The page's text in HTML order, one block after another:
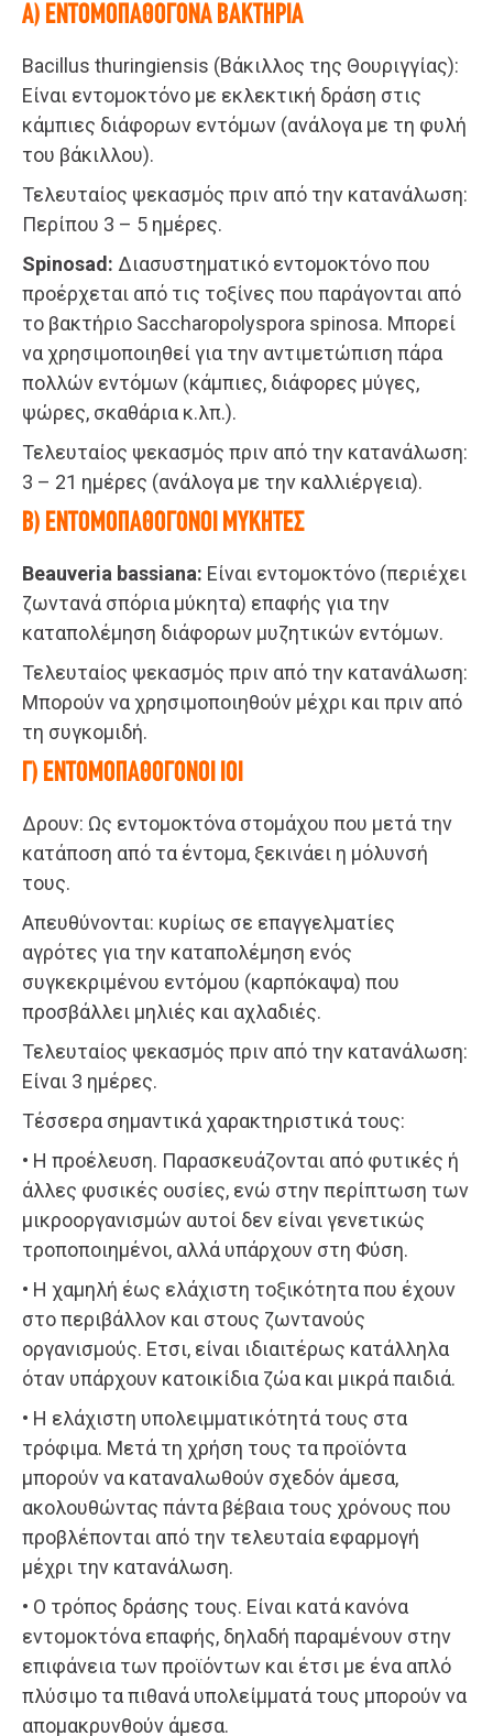
Α) ΕΝΤΟΜΟΠΑΘΟΓΟΝΑ ΒΑΚΤΗΡΙΑ
Bacillus thuringiensis (Βάκιλλος της Θουριγγίας):
Είναι εντομοκτόνο με εκλεκτική δράση στις
κάμπιες διάφορων εντόμων (ανάλογα με τη φυλή
του βάκιλλου).
Τελευταίος ψεκασμός πριν από την κατανάλωση:
Περίπου 3 – 5 ημέρες.
Spinosad: Διασυστηματικό εντομοκτόνο που
προέρχεται από τις τοξίνες που παράγονται από
το βακτήριο Saccharopolyspora spinosa. Μπορεί
να χρησιμοποιηθεί για την αντιμετώπιση πάρα
πολλών εντόμων (κάμπιες, διάφορες μύγες,
ψώρες, σκαθάρια κ.λπ.).
Τελευταίος ψεκασμός πριν από την κατανάλωση:
3 – 21 ημέρες (ανάλογα με την καλλιέργεια).
Β) ΕΝΤΟΜΟΠΑΘΟΓΟΝΟΙ ΜΥΚΗΤΕΣ
Beauveria bassiana: Είναι εντομοκτόνο (περιέχει
ζωντανά σπόρια μύκητα) επαφής για την
καταπολέμηση διάφορων μυζητικών εντόμων.
Τελευταίος ψεκασμός πριν από την κατανάλωση:
Μπορούν να χρησιμοποιηθούν μέχρι και πριν από
τη συγκομιδή.
Γ) ΕΝΤΟΜΟΠΑΘΟΓΟΝΟΙ ΙΟΙ
Δρουν: Ως εντομοκτόνα στομάχου που μετά την
κατάποση από τα έντομα, ξεκινάει η μόλυνσή
τους.
Απευθύνονται: κυρίως σε επαγγελματίες
αγρότες για την καταπολέμηση ενός
συγκεκριμένου εντόμου (καρπόκαψα) που
προσβάλλει μηλιές και αχλαδιές.
Τελευταίος ψεκασμός πριν από την κατανάλωση:
Είναι 3 ημέρες.
Τέσσερα σημαντικά χαρακτηριστικά τους:
• Η προέλευση. Παρασκευάζονται από φυτικές ή
άλλες φυσικές ουσίες, ενώ στην περίπτωση των
μικροοργανισμών αυτοί δεν είναι γενετικώς
τροποποιημένοι, αλλά υπάρχουν στη Φύση.
• Η χαμηλή έως ελάχιστη τοξικότητα που έχουν
στο περιβάλλον και στους ζωντανούς
οργανισμούς. Ετσι, είναι ιδιαιτέρως κατάλληλα
όταν υπάρχουν κατοικίδια ζώα και μικρά παιδιά.
• Η ελάχιστη υπολειμματικότητά τους στα
τρόφιμα. Μετά τη χρήση τους τα προϊόντα
μπορούν να καταναλωθούν σχεδόν άμεσα,
ακολουθώντας πάντα βέβαια τους χρόνους που
προβλέπονται από την τελευταία εφαρμογή
μέχρι την κατανάλωση.
• Ο τρόπος δράσης τους. Είναι κατά κανόνα
εντομοκτόνα επαφής, δηλαδή παραμένουν στην
επιφάνεια των προϊόντων και έτσι με ένα απλό
πλύσιμο τα πιθανά υπολείμματά τους μπορούν να
απομακρυνθούν άμεσα.